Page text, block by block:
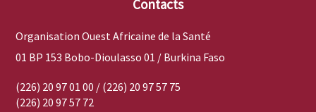
Contacts
Organisation Ouest Africaine de la Santé
01 BP 153 Bobo-Dioulasso 01 / Burkina Faso
(226) 20 97 01 00 / (226) 20 97 57 75
(226) 20 97 57 72